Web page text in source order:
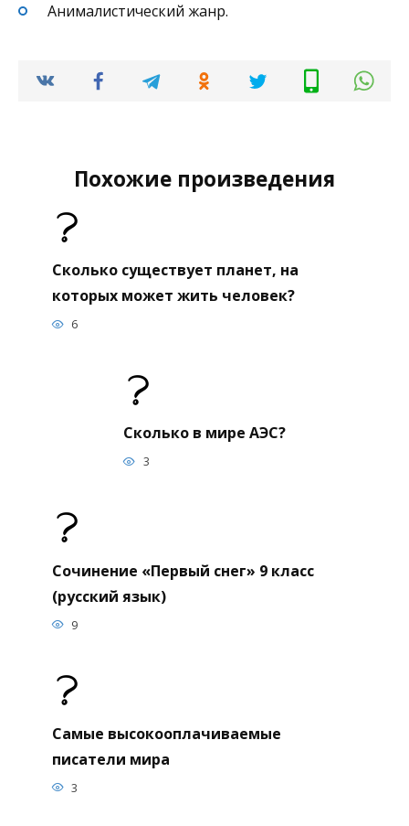
Анималистический жанр.
Похожие произведения
Сколько существует планет, на
которых может жить человек?
6
Сколько в мире АЭС?
3
Сочинение «Первый снег» 9 класс
(русский язык)
9
Самые высокооплачиваемые
писатели мира
3